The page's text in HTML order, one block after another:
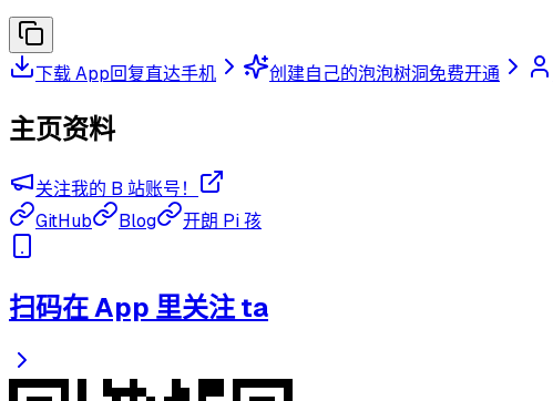
下载 App回复直达手机 创建自己的泡泡树洞免费开通
主页资料
关注我的 B 站账号！
GitHub
Blog 开朗 Pi 孩
扫码在 App 里关注 ta